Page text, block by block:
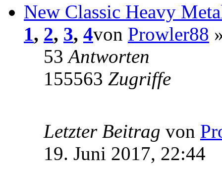
New Classic Heavy
1, 2, 3, 4von Prowler88
53Antworten
155563 Zugriffe
Letzter Beitrag von
19. Juni 2017, 22:44